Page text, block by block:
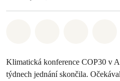
Klimatická konference COP30 v
týdnech jednání skončila.